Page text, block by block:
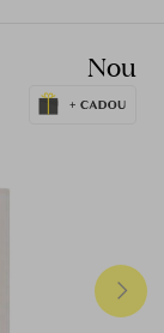
Nou